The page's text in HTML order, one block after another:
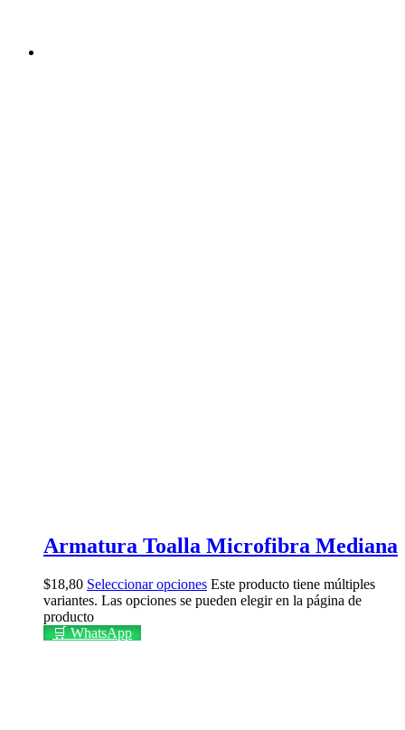
Armatura Toalla Microfibra Mediana
$18,80 Seleccionar opciones Este producto tiene múltiples
variantes. Las opciones se pueden elegir en la página de
producto
🛒 WhatsApp